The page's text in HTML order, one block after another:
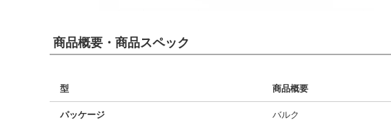
商品概要・商品スペック
型 商品概要
パッケージ バルク